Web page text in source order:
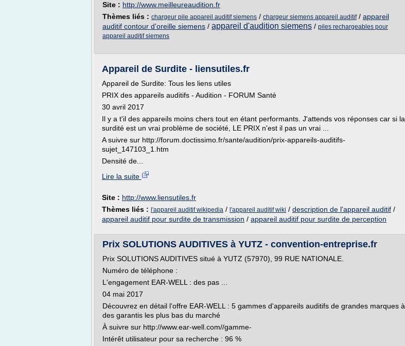
Site : http://www.meilleureaudition.fr
Thèmes liés : chargeur pile appareil auditif siemens / chargeur siemens appareil auditif/ appareil
auditif contour d'oreille siemens / appareil d'audition siemens / piles rechargeables pour
appareil auditif siemens
Appareil de Surdite - liensutiles.fr
Appareil de Surdite: Tous les liens utiles
PRIX des appareils auditifs - Audition - FORUM Santé
30 avril 2017
Il y a t'il des appareils moins chers tout en étant performants. J'attends vos réponses car si la
surdité est un vrai problème de société, LE PRIX n'est il pas un vrai ...
A suivre sur http://forum.doctissimo.fr/sante/audition/prix-appareils-auditifs-
sujet_147103_1.htm
Densité de...
Lire la suite
Site : http://www.liensutiles.fr
Thèmes liés : l'appareil auditif wikipedia / l'appareil auditif wiki / description de l'appareil auditif /
appareil auditif pour surdite de transmission / appareil auditif pour surdite de perception
Prix SOLUTIONS AUDITIVES à YUTZ - convention-entreprise.fr
Prix SOLUTIONS AUDITIVES situé à YUTZ (57970), 99 RUE NATIONALE.
Numéro de téléphone :
L'engagement EAR-WELL : des pas ...
04 mai 2017
Découvrez en détail l'offre EAR-WELL : 5 gammes d'appareils auditifs de grandes marques à
des garantis les plus bas du marché
À suivre sur http://www.ear-well.com//gamme-
Intérêt utilisateur pour sa recherche : 96 %